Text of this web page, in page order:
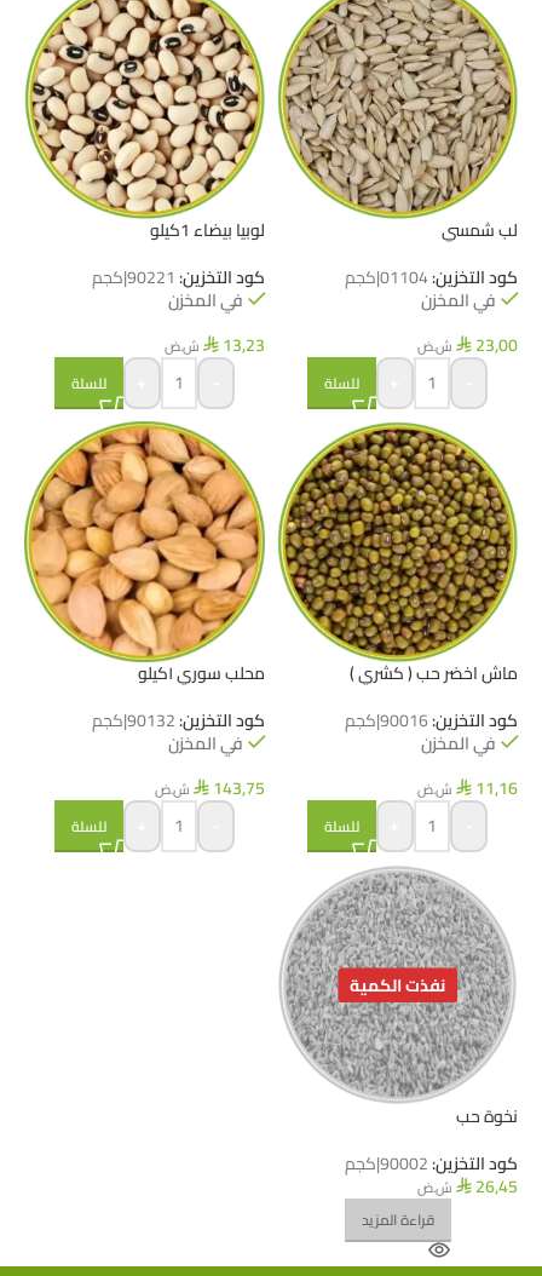
لب شمسي
كود التخزين:01104|كجم
في المخزن
⃁ 23,00 ش.ض
للسلة
لوبيا بيضاء 1كيلو
كود التخزين: 90221|كجم
في المخزن
⃁ 13,23 ش.ض
للسلة
ماش اخضر حب ( كشري )
كود التخزين:90016|كجم
في المخزن
⃁ 11,16 ش.ض
للسلة
محلب سوري ١كيلو
كود التخزين:90132|كجم
في المخزن
⃁ 143,75 ش.ض
للسلة
نفذت الكمية
نخوة حب
كود التخزين:90002|كجم
⃁ 26,45 ش.ض
قراءة المزيد